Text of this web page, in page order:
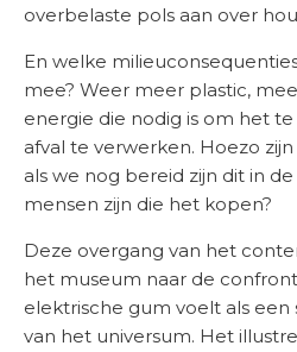
overbelaste pols aan over
En welke
mee? Weer meer plastic,
energie die nodig is om het
afval te verwerken. Hoezo
als we nog bereid zijn dit in
mensen zijn die het kopen?
Deze overgang van het
het museum naar de
elektrische gum voelt als
van het universum. Het